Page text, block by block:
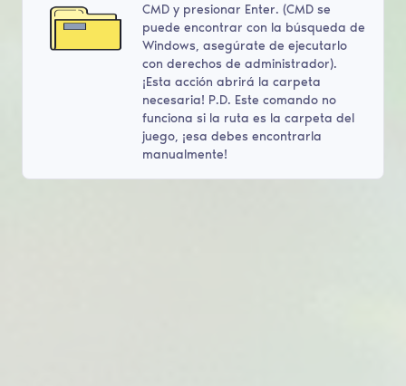
CMD y presionar Enter. (CMD se
puede encontrar con la búsqueda de
Windows, asegúrate de ejecutarlo
con derechos de administrador).
¡Esta acción abrirá la carpeta
necesaria! P.D. Este comando no
funciona si la ruta es la carpeta del
juego, ¡esa debes encontrarla
manualmente!